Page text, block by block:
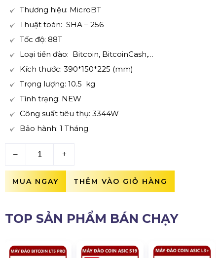
Thương hiệu: MicroBT
Thuật toán: SHA – 256
Tốc độ: 88T
Loại tiền đào: Bitcoin, BitcoinCash,…
Kích thước: 390*150*225 (mm)
Trọng lượng: 10.5 kg
Tình trạng: NEW
Công suất tiêu thụ: 3344W
Bảo hành: 1 Tháng
– +
MUA NGAY THÊM VÀO GIỎ HÀNG
TOP SẢN PHẨM BÁN CHẠY